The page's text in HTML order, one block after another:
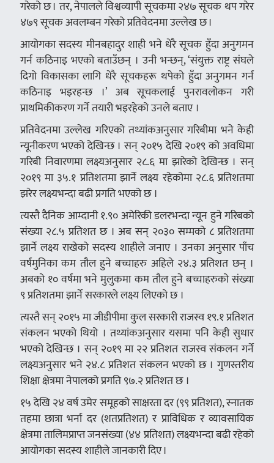
गरेको छ । तर, नेपालले विश्वव्यापी सूचकमा २४७ सूचक थप गरेर
४७९ सूचक अवलम्बन गरेको प्रतिवेदनमा उल्लेख छ ।
आयोगका सदस्य मीनबहादुर शाही भने धेरै सूचक हुँदा अनुगमन
गर्न कठिनाइ भएको बताउँछन् । उनी भन्छन्, ‘संयुक्त राष्ट्र संघले
दिगो विकासका लागि धेरै सूचकहरू थपेको हुँदा अनुगमन गर्न
कठिनाइ भइरहन्छ ।’ अब सूचकलाई पुनरावलोकन गरी
प्राथमिकीकरण गर्ने तयारी भइरहेको उनले बताए ।
प्रतिवेदनमा उल्लेख गरिएको तथ्यांकअनुसार गरिबीमा भने केही
न्यूनीकरण भएको देखिन्छ । सन् २०१५ देखि २०१९ को अवधिमा
गरिबी निवारणमा लक्ष्यअनुसार २८.६ मा झारेको देखिन्छ । सन्
२०१९ मा ३५.१ प्रतिशतमा झार्ने लक्ष्य रहेकोमा २८.६ प्रतिशतमा
झरेर लक्ष्यभन्दा बढी प्रगति भएको छ ।
त्यस्तै दैनिक आम्दानी १.९० अमेरिकी डलरभन्दा न्यून हुने गरिबको
संख्या २८.५ प्रतिशत छ । अब सन् २०३० सम्मको ८ प्रतिशतमा
झार्ने लक्ष्य राखेको सदस्य शाहीले जनाए । उनका अनुसार पाँच
वर्षमुनिका कम तौल हुने बच्चाहरु अहिले २४.३ प्रतिशत छन् ।
अबको १० वर्षमा भने मुलुकमा कम तौल हुने बच्चाहरुको संख्या
९ प्रतिशतमा झार्ने सरकारले लक्ष्य लिएको छ ।
त्यस्तै सन् २०१५ मा जीडीपीमा कुल सरकारी राजस्व १९.१ प्रतिशत
संकलन भएको थियो । तथ्यांकअनुसार यसमा पनि केही सुधार
भएको देखिन्छ । सन् २०१९ मा २२ प्रतिशत राजस्व संकलन गर्ने
लक्ष्यअनुसार भने २४.८ प्रतिशत संकलन भएको छ । गुणस्तरीय
शिक्षा क्षेत्रमा नेपालको प्रगति ९७.२ प्रतिशत छ ।
१५ देखि २४ वर्ष उमेर समूहको साक्षरता दर (९९ प्रतिशत), स्नातक
तहमा छात्रा भर्ना दर (शतप्रतिशत) र प्राविधिक र व्यावसायिक
क्षेत्रमा तालिमप्राप्त जनसंख्या (४४ प्रतिशत) लक्ष्यभन्दा बढी रहेको
आयोगका सदस्य शाहीले जानकारी दिए ।